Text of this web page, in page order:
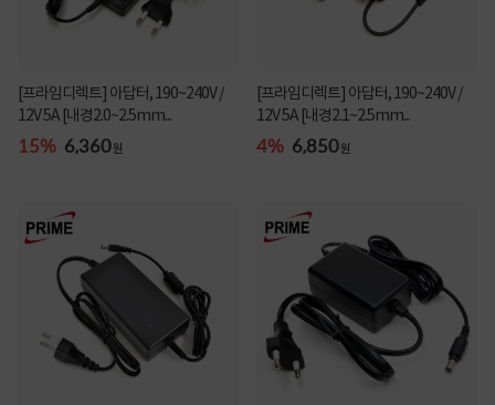
[프라임디렉트] 아답터, 190~240V /
12V 5A [내경2.0~2.5mm...
15% 6,360원
[프라임디렉트] 아답터, 190~240V /
12V 5A [내경2.1~2.5mm...
4% 6,850원